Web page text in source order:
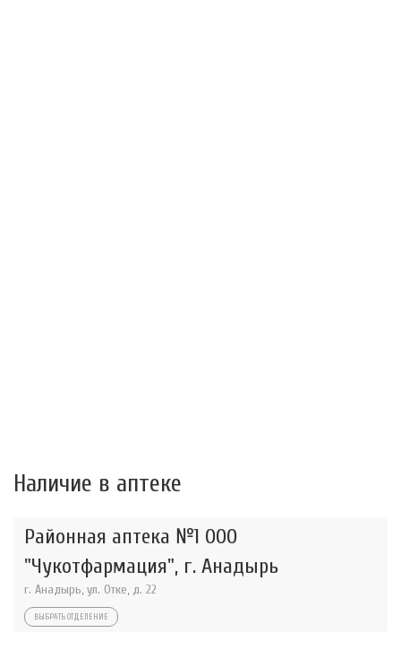
Наличие в аптеке
Районная аптека №1 ООО
"Чукотфармация", г. Анадырь
г. Анадырь, ул. Отке, д. 22
ВЫБРАТЬ ОТДЕЛЕНИЕ